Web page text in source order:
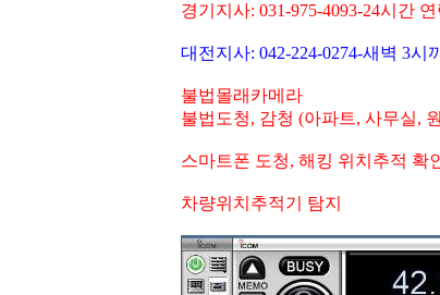
경기지사: 031-975-4093-24시간
대전지사: 042-224-0274-새벽 3시
불법몰래카메라
불법도청, 감청 (아파트, 사무실,
스마트폰 도청, 해킹 위치추적 확
차량위치추적기 탐지